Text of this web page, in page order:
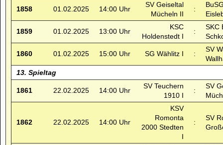
1858 01.02.2025 14:00 Uhr
SV Geiseltal
Mücheln II
:
1859 01.02.2025 13:00 Uhr
KSC
Holdenstedt I
:
SKC
1860 01.02.2025 15:00 Uhr SG Wählitz I :
SV
13. Spieltag
1861 22.02.2025 14:00 Uhr
SV Teuchern
1910 I
:
SV
1862 22.02.2025 14:00 Uhr
KSV
Romonta
2000 Stedten
I
:
SV